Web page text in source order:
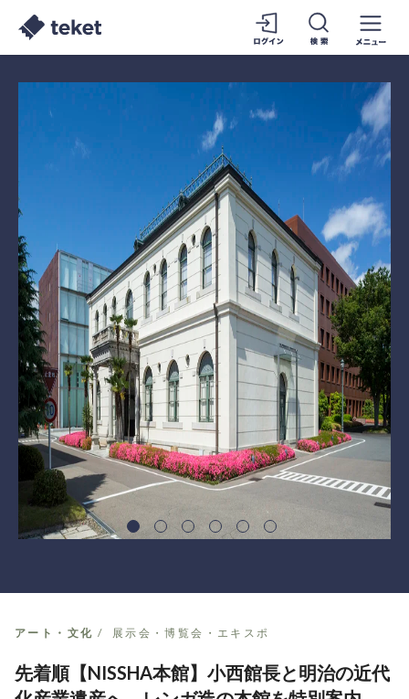
アート・文化 展示会・博覧会・エキスポ
先着順【NISSHA本館】小西館長と明治の近代